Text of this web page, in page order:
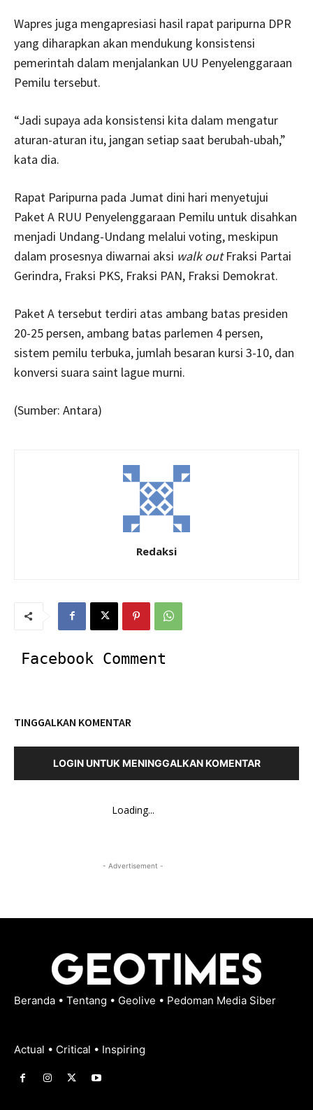
Wapres juga mengapresiasi hasil rapat paripurna DPR
yang diharapkan akan mendukung konsistensi
pemerintah dalam menjalankan UU Penyelenggaraan
Pemilu tersebut.
“Jadi supaya ada konsistensi kita dalam mengatur
aturan-aturan itu, jangan setiap saat berubah-ubah,”
kata dia.
Rapat Paripurna pada Jumat dini hari menyetujui
Paket A RUU Penyelenggaraan Pemilu untuk disahkan
menjadi Undang-Undang melalui voting, meskipun
dalam prosesnya diwarnai aksi walk outFraksi Partai
Gerindra, Fraksi PKS, Fraksi PAN, Fraksi Demokrat.
Paket A tersebut terdiri atas ambang batas presiden
20-25 persen, ambang batas parlemen 4 persen,
sistem pemilu terbuka, jumlah besaran kursi 3-10, dan
konversi suara saint lague murni.
(Sumber: Antara)
Redaksi
Facebook Comment
TINGGALKAN KOMENTAR
LOGIN UNTUK MENINGGALKAN KOMENTAR
Loading...
- Advertisement -
Beranda • Tentang • Geolive • Pedoman Media Siber
Actual • Critical • Inspiring